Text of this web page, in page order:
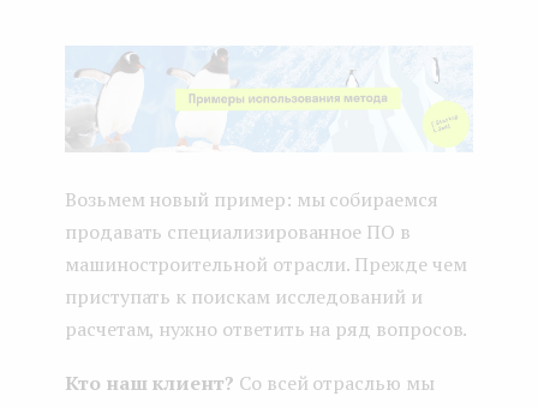
Возьмем новый пример: мы собираемся
продавать специализированное ПО в
машиностроительной отрасли. Прежде чем
приступать к поискам исследований и
расчетам, нужно ответить на ряд вопросов.
Кто наш клиент? Со всей отраслью мы